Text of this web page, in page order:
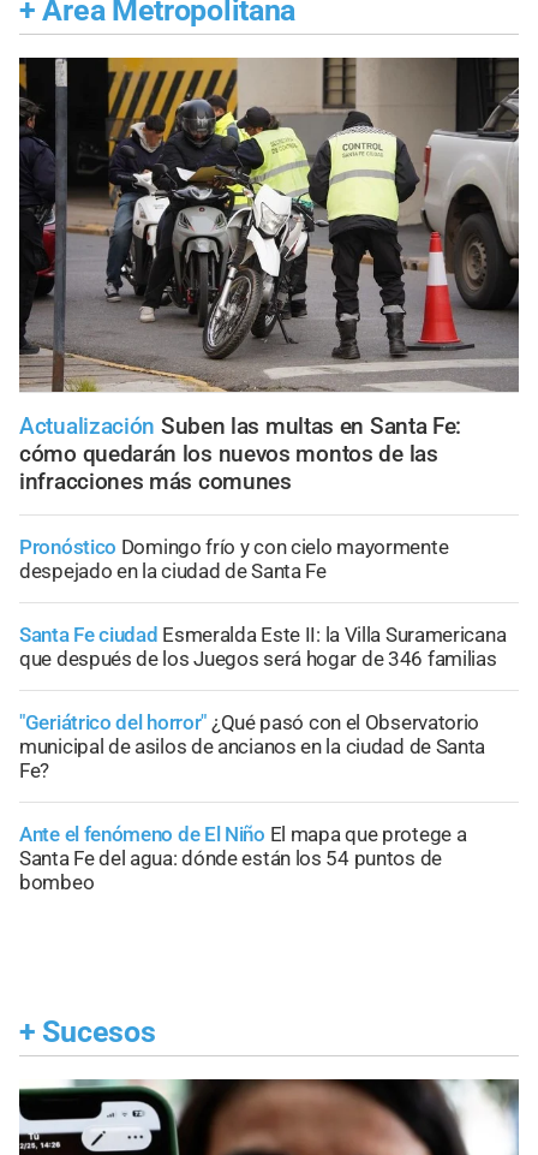
+ Área Metropolitana
Actualización Suben las multas en Santa Fe:
cómo quedarán los nuevos montos de las
infracciones más comunes
Pronóstico Domingo frío y con cielo mayormente
despejado en la ciudad de Santa Fe
Santa Fe ciudad Esmeralda Este II: la Villa Suramericana
que después de los Juegos será hogar de 346 familias
"Geriátrico del horror" ¿Qué pasó con el Observatorio
municipal de asilos de ancianos en la ciudad de Santa
Fe?
Ante el fenómeno de El Niño El mapa que protege a
Santa Fe del agua: dónde están los 54 puntos de
bombeo
+ Sucesos